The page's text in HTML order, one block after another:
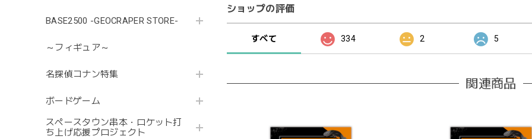
BASE2500 -GEOCRAPER STORE-
～フィギュア～
名探偵コナン特集
ボードゲーム
スペースタウン串本・ロケット打
ち上げ応援プロジェクト
ショップの評価
すべて 334 2 5
関連商品